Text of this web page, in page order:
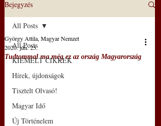
Bejegyzés
All Posts
KIEMELT CIKKEK
Hírek, újdonságok
Tisztelt Olvasó!
Magyar Idő
Új Történelem
All Posts
Tudtommal ma még ez az ország Magyarország
György Attila, Magyar Nemzet
2020. jún. 25.